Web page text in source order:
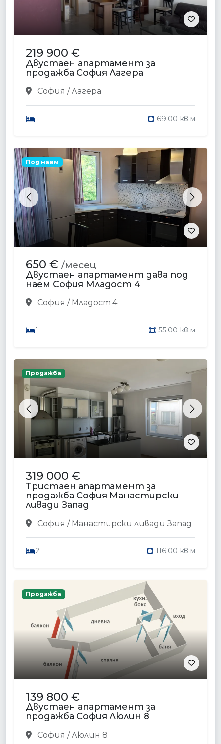
219 900 €
Двустаен апартамент за
продажба София Лагера
София / Лагера
1 69.00 кв.м
Previous Next
Под наем
650 € /месец
Двустаен апартамент дава под
наем София Младост 4
София / Младост 4
1 55.00 кв.м
Previous Next
Продажба
319 000 €
Тристаен апартамент за
продажба София Манастирски
ливади Запад
София / Манастирски ливади Запад
2 116.00 кв.м
Продажба
139 800 €
Двустаен апартамент за
продажба София Люлин 8
София / Люлин 8